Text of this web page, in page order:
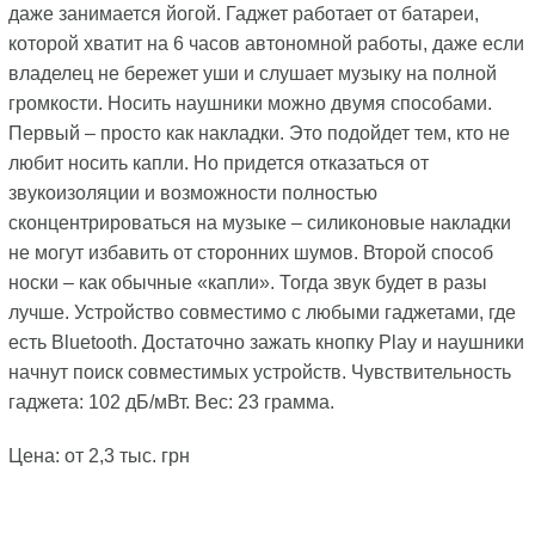
даже занимается йогой. Гаджет работает от батареи,
которой хватит на 6 часов автономной работы, даже если
владелец не бережет уши и слушает музыку на полной
громкости. Носить наушники можно двумя способами.
Первый – просто как накладки. Это подойдет тем, кто не
любит носить капли. Но придется отказаться от
звукоизоляции и возможности полностью
сконцентрироваться на музыке – силиконовые накладки
не могут избавить от сторонних шумов. Второй способ
носки – как обычные «капли». Тогда звук будет в разы
лучше. Устройство совместимо с любыми гаджетами, где
есть Bluetooth. Достаточно зажать кнопку Play и наушники
начнут поиск совместимых устройств. Чувствительность
гаджета: 102 дБ/мВт. Вес: 23 грамма.
Цена: от 2,3 тыс. грн